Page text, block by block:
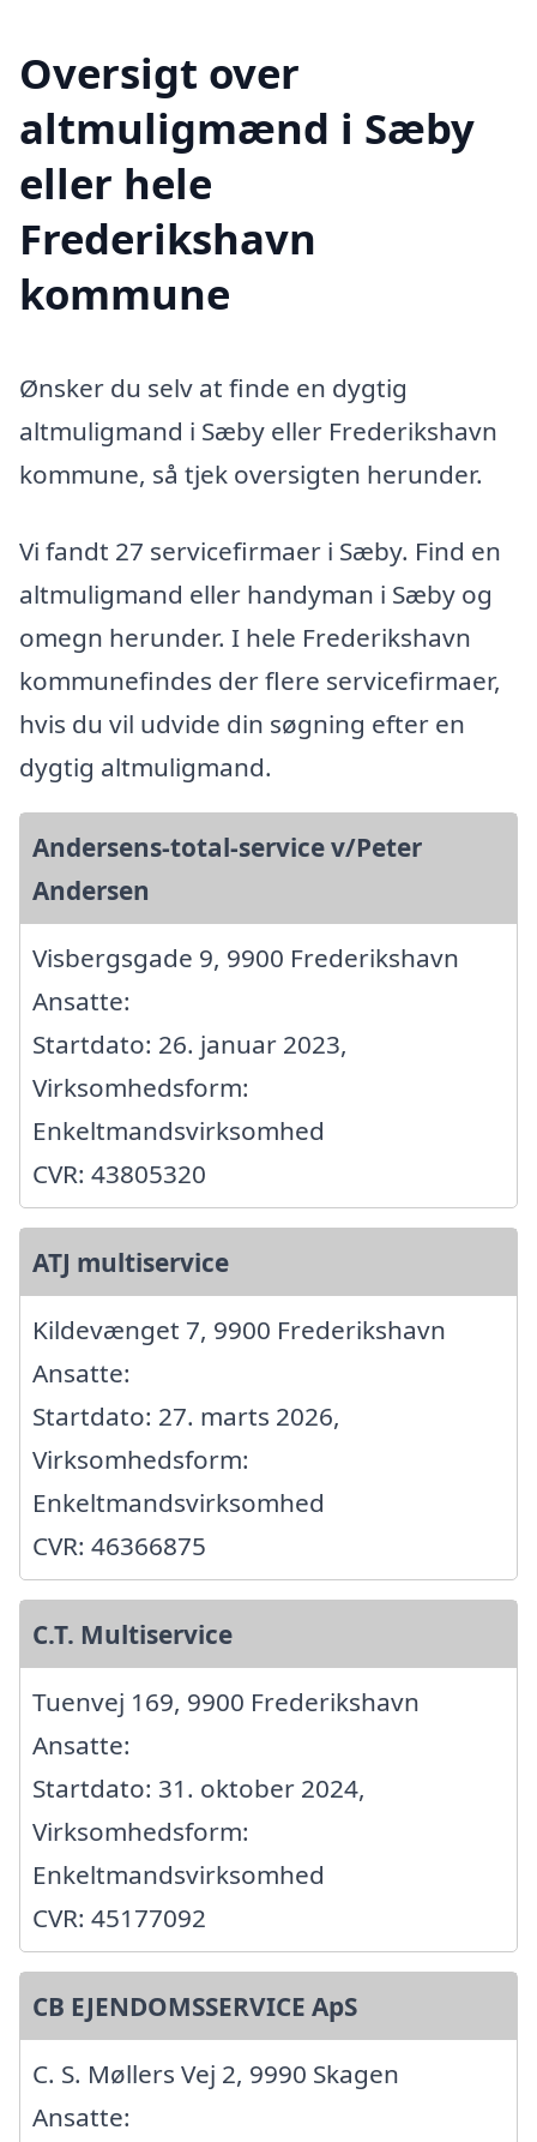
Oversigt over
altmuligmænd i Sæby
eller hele
Frederikshavn
kommune
Ønsker du selv at finde en dygtig
altmuligmand i Sæby eller Frederikshavn
kommune, så tjek oversigten herunder.
Vi fandt 27 servicefirmaer i Sæby. Find en
altmuligmand eller handyman i Sæby og
omegn herunder. I hele Frederikshavn
kommunefindes der flere servicefirmaer,
hvis du vil udvide din søgning efter en
dygtig altmuligmand.
Andersens-total-service v/Peter
Andersen
Visbergsgade 9, 9900 Frederikshavn
Ansatte:
Startdato: 26. januar 2023,
Virksomhedsform:
Enkeltmandsvirksomhed
CVR: 43805320
ATJ multiservice
Kildevænget 7, 9900 Frederikshavn
Ansatte:
Startdato: 27. marts 2026,
Virksomhedsform:
Enkeltmandsvirksomhed
CVR: 46366875
C.T. Multiservice
Tuenvej 169, 9900 Frederikshavn
Ansatte:
Startdato: 31. oktober 2024,
Virksomhedsform:
Enkeltmandsvirksomhed
CVR: 45177092
CB EJENDOMSSERVICE ApS
C. S. Møllers Vej 2, 9990 Skagen
Ansatte: